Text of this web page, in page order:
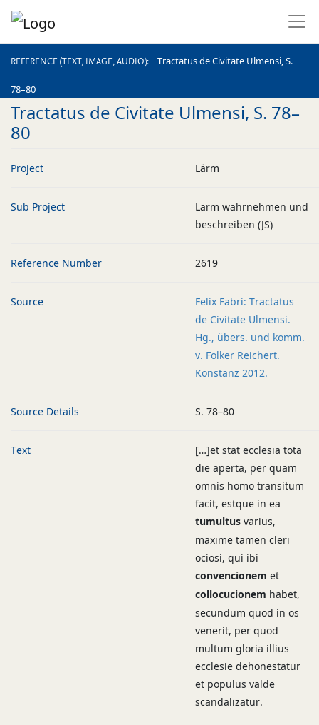
REFERENCE (TEXT, IMAGE, AUDIO) Tractatus de Civitate Ulmensi, S.
78–80
REFERENCE (TEXT, IMAGE, AUDIO)
Tractatus de Civitate Ulmensi, S. 78–
80
Project Lärm
Sub Project
Lärm wahrnehmen und
beschreiben (JS)
Reference Number 2619
Source
Felix Fabri: Tractatus
de Civitate Ulmensi.
Hg., übers. und komm.
v. Folker Reichert.
Konstanz 2012.
Source Details S. 78–80
Text
[…]et stat ecclesia tota
die aperta, per quam
omnis homo transitum
facit, estque in ea
tumultus varius,
maxime tamen cleri
ociosi, qui ibi
convencionem et
collocucionem habet,
secundum quod in os
venerit, per quod
multum gloria illius
ecclesie dehonestatur
et populus valde
scandalizatur.